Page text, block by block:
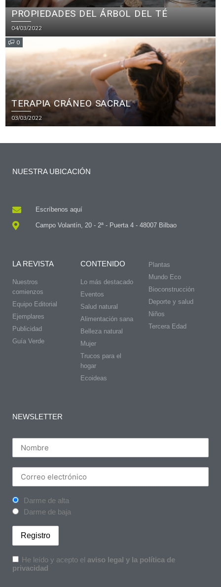
PROPIEDADES DEL ÁRBOL DEL TÉ
04/03/2022
0
TERAPIA CRÁNEO SACRAL
03/03/2022
NUESTRA UBICACIÓN
Escríbenos aquí
Campo Volantín, 20 - 2ª - Puerta 4 - 48007 Bilbao
LA REVISTA
Nuestros
comienzos
Equipo Editorial
Ejemplares
Publicidad
Guía Verde
CONTENIDO
Lo más destacado
Eventos
Salud natural
Alimentación sana
Belleza natural
Mujer
Trucos para el
hogar
Ecoideas
Plantas
Mundo Eco
Bioconstrucción
Deporte y salud
Niños
Tercera Edad
NEWSLETTER
Darme de alta
Darme de baja
He leído y acepto el aviso legal y la política de
privacidad